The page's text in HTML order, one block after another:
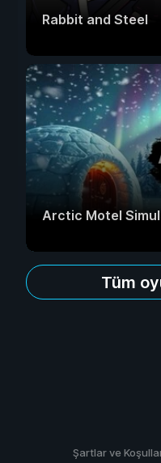
Rabbit and Steel
Arctic Motel
Tüm
Şartlar ve